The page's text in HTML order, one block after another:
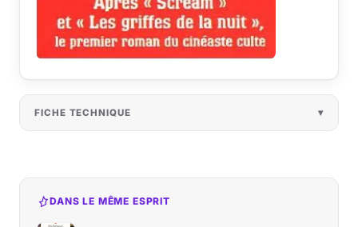
FICHE TECHNIQUE
DANS LE MÊME ESPRIT